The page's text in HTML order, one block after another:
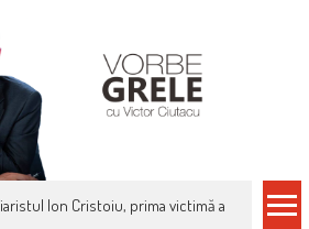
Ion Cristoiu, prima victimă a noi